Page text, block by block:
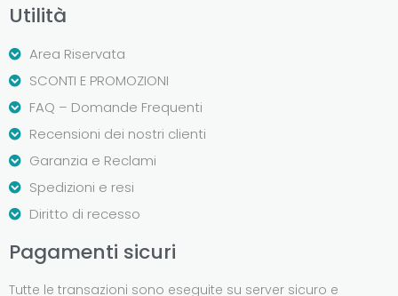
Utilità
Area Riservata
SCONTI E PROMOZIONI
FAQ – Domande Frequenti
Recensioni dei nostri clienti
Garanzia e Reclami
Spedizioni e resi
Diritto di recesso
Pagamenti sicuri
Tutte le transazioni sono eseguite su server sicuro e